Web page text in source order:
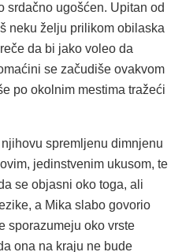
srdačno ugošćen. Upitan od
neku želju prilikom obilaska
da bi jako voleo da
se začudiše ovakvom
po okolnim mestima tražeći
spremljenu dimnjenu
jedinstvenim ukusom, te
se objasni oko toga, ali
a Mika slabo govorio
sporazumeju oko vrste
ona na kraju ne bude